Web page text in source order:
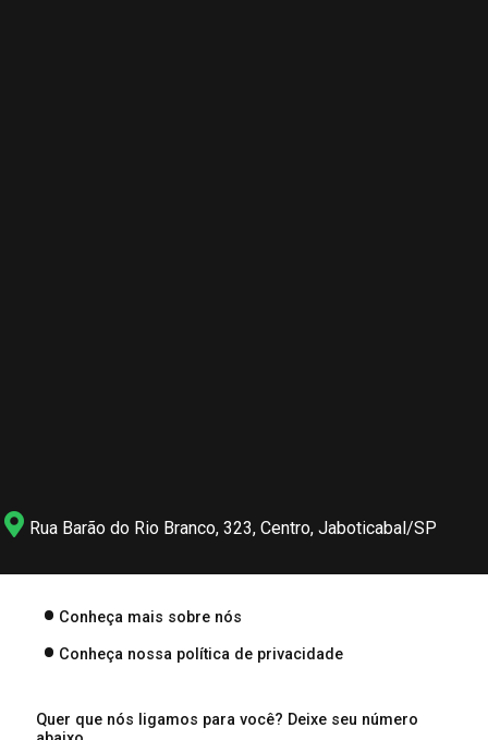
Rua Barão do Rio Branco, 323, Centro, Jaboticabal/SP
Conheça mais sobre nós
Conheça nossa política de privacidade
Quer que nós ligamos para você? Deixe seu número